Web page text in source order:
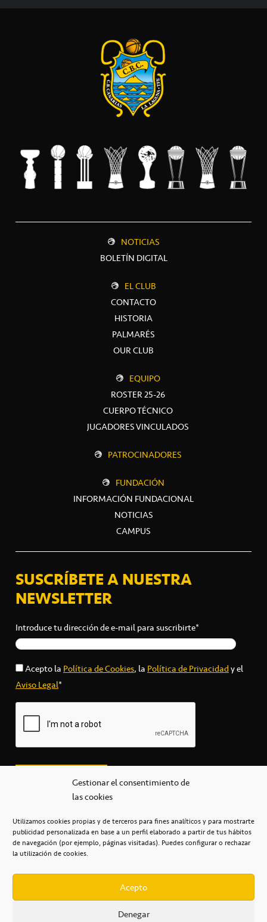
Gestionar el consentimiento de
las cookies
Utilizamos cookies propias y de terceros para fines analíticos y para mostrarte
publicidad personalizada en base a un perfil elaborado a partir de tus hábitos
de navegación (por ejemplo, páginas visitadas). Puedes configurar o rechazar
la utilización de cookies.
Acepto
Denegar
NOTICIAS
BOLETÍN DIGITAL
EL CLUB
CONTACTO
HISTORIA
PALMARÉS
OUR CLUB
EQUIPO
ROSTER 25-26
CUERPO TÉCNICO
JUGADORES VINCULADOS
PATROCINADORES
FUNDACIÓN
INFORMACIÓN FUNDACIONAL
NOTICIAS
CAMPUS
SUSCRÍBETE A NUESTRA
NEWSLETTER
Introduce tu dirección de e-mail para suscribirte*
Acepto laPolítica de Cookies, laPolítica de Privacidady el
Aviso Legal*
secretaria@cbcanarias.es
+34 922 253 684
Casa del Deporte / 38108 – La Laguna